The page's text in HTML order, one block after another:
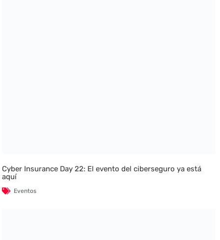
Cyber Insurance Day 22: El evento del ciberseguro ya está
aquí
Eventos